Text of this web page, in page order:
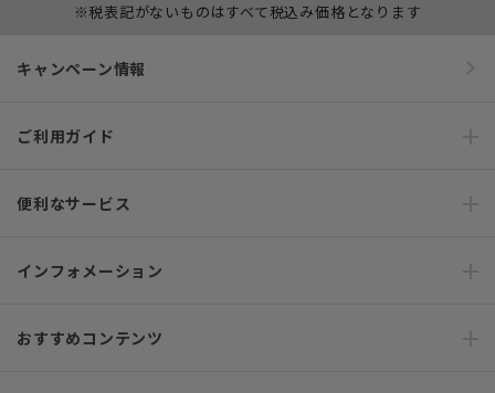
※税表記がないものはすべて税込み価格となります
キャンペーン情報
ご利用ガイド
便利なサービス
インフォメーション
おすすめコンテンツ